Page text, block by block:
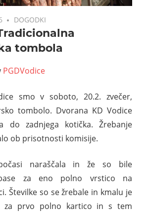
DOGODKI
tombola
PGDVodice
smo v soboto, 20.2. zvečer,
tombolo. Dvorana KD Vodice
do zadnjega kotička. Žrebanje
ob prisotnosti komisije.
naraščala in že so bile
za eno polno vrstico na
Številke so se žrebale in kmalu je
za prvo polno kartico in s tem